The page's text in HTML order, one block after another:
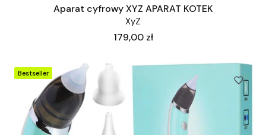
Aparat cyfrowy XYZ APARAT KOTEK
XyZ
Cena
179,00 zł
Bestseller